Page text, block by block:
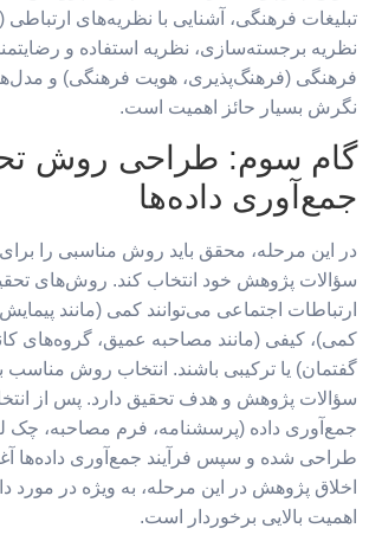
تبلیغات فرهنگی، آشنایی با نظریه‌های
نظریه برجسته‌سازی، نظریه استفاده و
فرهنگی (فرهنگ‌پذیری، هویت فرهنگی) و
نگرش بسیار حائز اهمیت است.
گام سوم: طراحی روش
جمع‌آوری داده‌ها
در این مرحله، محقق باید روش مناسبی را
سؤالات پژوهش خود انتخاب کند. روش‌های
ارتباطات اجتماعی می‌توانند کمی (مانند
کمی)، کیفی (مانند مصاحبه عمیق، گروه‌های
گفتمان) یا ترکیبی باشند. انتخاب روش
سؤالات پژوهش و هدف تحقیق دارد. پس از
جمع‌آوری داده (پرسشنامه، فرم مصاحبه، چک
طراحی شده و سپس فرآیند جمع‌آوری داده‌ها
اخلاق پژوهش در این مرحله، به ویژه در مورد
اهمیت بالایی برخوردار است.